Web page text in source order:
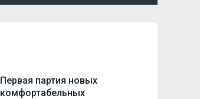
Первая партия новых
комфортабельных